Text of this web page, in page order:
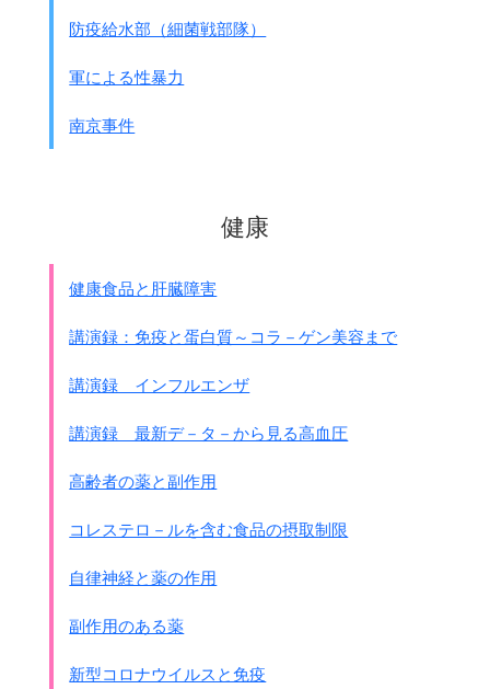
防疫給水部（細菌戦部隊）
軍による性暴力
南京事件
健康
健康食品と肝臓障害
講演録：免疫と蛋白質～コラ－ゲン美容まで
講演録 インフルエンザ
講演録 最新デ－タ－から見る高血圧
高齢者の薬と副作用
コレステロ－ルを含む食品の摂取制限
自律神経と薬の作用
副作用のある薬
新型コロナウイルスと免疫